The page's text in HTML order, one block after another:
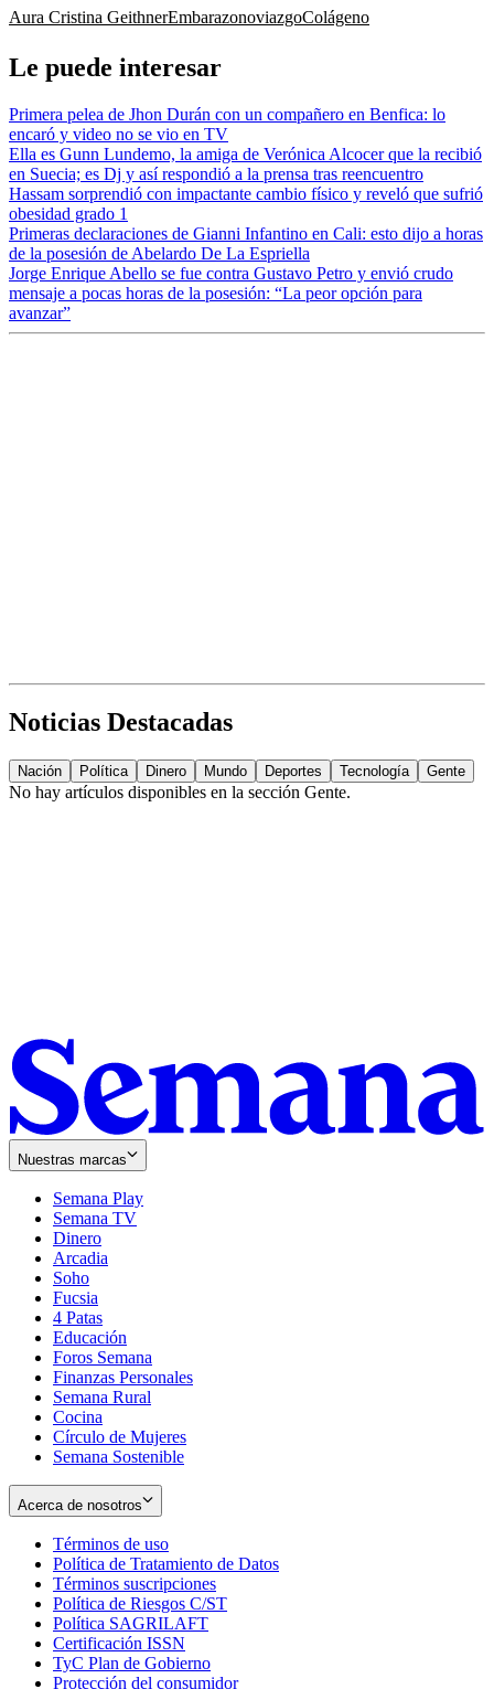
Aura Cristina GeithnerEmbarazonoviazgoColágeno
Le puede interesar
Primera pelea de Jhon Durán con un compañero en Benfica: lo
encaró y video no se vio en TV
Ella es Gunn Lundemo, la amiga de Verónica Alcocer que la recibió
en Suecia; es Dj y así respondió a la prensa tras reencuentro
Hassam sorprendió con impactante cambio físico y reveló que sufrió
obesidad grado 1
Primeras declaraciones de Gianni Infantino en Cali: esto dijo a horas
de la posesión de Abelardo De La Espriella
Jorge Enrique Abello se fue contra Gustavo Petro y envió crudo
mensaje a pocas horas de la posesión: “La peor opción para
avanzar”
Noticias Destacadas
Nación Política Dinero Mundo Deportes Tecnología Gente
No hay artículos disponibles en la sección Gente.
Nuestras marcas
Semana Play
Semana TV
Dinero
Arcadia
Soho
in
new
window
Fucsia
in
new
window
4 Patas
Educación
Foros Semana
Finanzas Personales
Semana Rural
Cocina
Círculo de Mujeres
Semana Sostenible
Acerca de nosotros
Términos de uso
in
new
window
Política de Tratamiento de Datos
Términos suscripciones
in
Política de Riesgos C/ST
Política SAGRILAFT
new
window
Certificación ISSN
in
new
TyC Plan de Gobierno
in
Protección del consumidorOpens